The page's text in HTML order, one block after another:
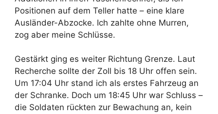
Positionen auf dem Teller hatte – eine klare
Ausländer-Abzocke. Ich zahlte ohne Murren,
zog aber meine Schlüsse.
Gestärkt ging es weiter Richtung Grenze. Laut
Recherche sollte der Zoll bis 18 Uhr offen sein.
Um 17:04 Uhr stand ich als erstes Fahrzeug an
der Schranke. Doch um 18:45 Uhr war Schluss –
die Soldaten rückten zur Bewachung an, kein